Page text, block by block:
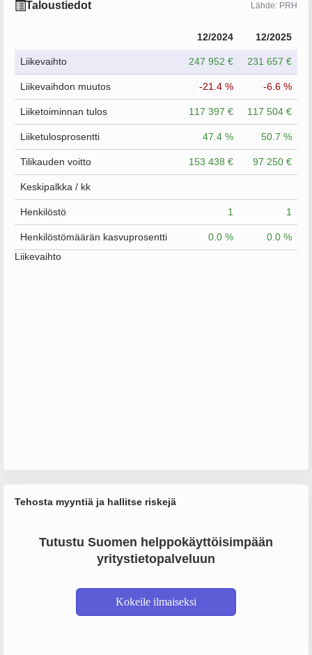
Taloustiedot Lähde: PRH
12/2024 12/2025
Liikevaihto 247 952 € 231 657 €
Liikevaihdon muutos -21.4 % -6.6 %
Liiketoiminnan tulos 117 397 € 117 504 €
Liiketulosprosentti 47.4 % 50.7 %
Tilikauden voitto 153 438 € 97 250 €
Keskipalkka / kk
Henkilöstö 1 1
Henkilöstömäärän kasvuprosentti 0.0 %
0.0 %
Liikevaihto
Tehosta myyntiä ja hallitse riskejä
Tutustu Suomen helppokäyttöisimpään
yritystietopalveluun
Kokeile ilmaiseksi